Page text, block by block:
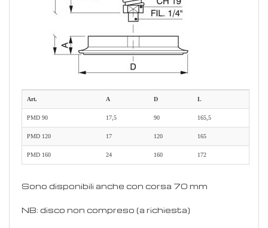
Art. A D L
PMD 90 17,5 90 165,5
PMD 120 17 120 165
PMD 160 24 160 172
Sono disponibili anche con corsa 70 mm
NB: disco non compreso (a richiesta)